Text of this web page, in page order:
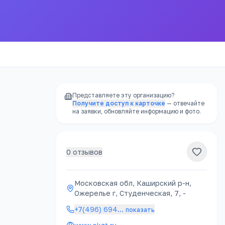
Представляете эту организацию?
Получите доступ к карточке — отвечайте
на заявки, обновляйте информацию и фото.
0 отзывов
Московская обл, Каширский р-н,
Ожерелье г, Студенческая, 7, -
+7(496) 694… показать